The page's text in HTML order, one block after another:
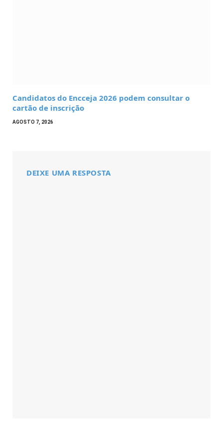
Candidatos do Encceja 2026 podem consultar o
cartão de inscrição
AGOSTO 7, 2026
DEIXE UMA RESPOSTA